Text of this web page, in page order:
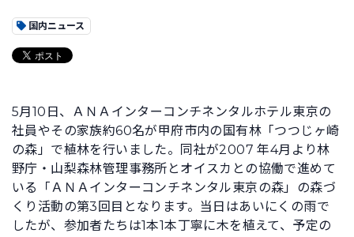
国内ニュース
5月10日、ＡＮＡインターコンチネンタルホテル東京の
社員やその家族約60名が甲府市内の国有林「つつじヶ崎
の森」で植林を行いました。同社が2007 年4月より林
野庁・山梨森林管理事務所とオイスカとの協働で進めて
いる「ＡＮＡインターコンチネンタル東京の森」の森づ
くり活動の第3回目となります。当日はあいにくの雨で
したが、参加者たちは1本1本丁寧に木を植えて、予定の